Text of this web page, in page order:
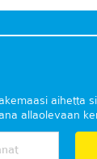
aihetta
allaolevaan